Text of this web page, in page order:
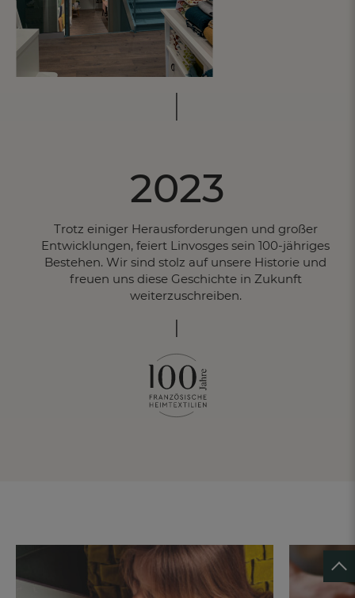
EIN GRATIS-GESCHENK zu jeder Bestellung
2023
Trotz einiger Herausforderungen und großer
Entwicklungen, feiert Linvosges sein 100-jähriges
Bestehen. Wir sind stolz auf unsere Historie und
freuen uns diese Geschichte in Zukunft
weiterzuschreiben.